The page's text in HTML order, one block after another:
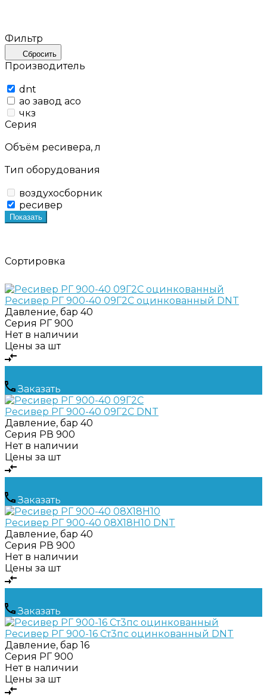
Фильтр
Сбросить
Производитель
dnt
ао завод асо
чкз
Серия
Объём ресивера, л
Тип оборудования
воздухосборник
ресивер
Показать
Сортировка
Ресивер РГ 900-40 09Г2С оцинкованный DNT
Давление, бар 40
Серия РГ 900
Нет в наличии
Цены за шт
Заказать
Ресивер РГ 900-40 09Г2С DNT
Давление, бар 40
Серия РВ 900
Нет в наличии
Цены за шт
Заказать
Ресивер РГ 900-40 08Х18Н10 DNT
Давление, бар 40
Серия РВ 900
Нет в наличии
Цены за шт
Заказать
Ресивер РГ 900-16 Ст3пс оцинкованный DNT
Давление, бар 16
Серия РГ 900
Нет в наличии
Цены за шт